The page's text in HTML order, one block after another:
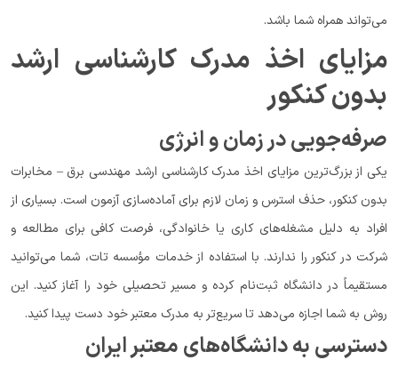
می‌تواند همراه شما باشد.
مزایای اخذ مدرک کارشناسی ارشد
بدون کنکور
صرفه‌جویی در زمان و انرژی
یکی از بزرگ‌ترین مزایای اخذ مدرک کارشناسی ارشد مهندسی برق – مخابرات
بدون کنکور، حذف استرس و زمان لازم برای آماده‌سازی آزمون است. بسیاری از
افراد به دلیل مشغله‌های کاری یا خانوادگی، فرصت کافی برای مطالعه و
شرکت در کنکور را ندارند. با استفاده از خدمات مؤسسه تات، شما می‌توانید
مستقیماً در دانشگاه ثبت‌نام کرده و مسیر تحصیلی خود را آغاز کنید. این
روش به شما اجازه می‌دهد تا سریع‌تر به مدرک معتبر خود دست پیدا کنید.
دسترسی به دانشگاه‌های معتبر ایران